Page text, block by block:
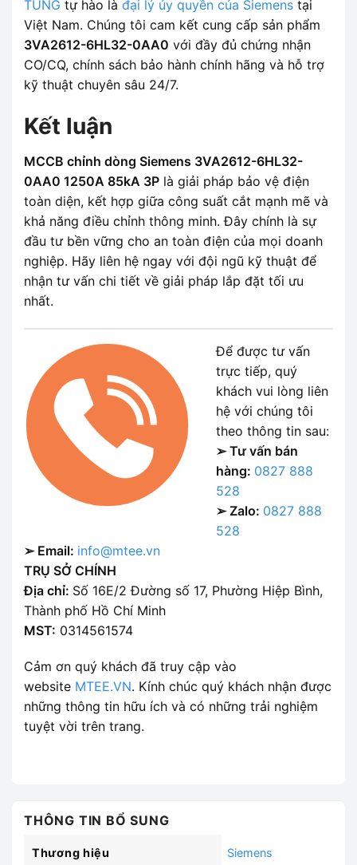
TÙNG tự hào là đại lý ủy quyền của Siemens tại
Việt Nam. Chúng tôi cam kết cung cấp sản phẩm
3VA2612-6HL32-0AA0 với đầy đủ chứng nhận
CO/CQ, chính sách bảo hành chính hãng và hỗ trợ
kỹ thuật chuyên sâu 24/7.
Kết luận
MCCB chỉnh dòng Siemens 3VA2612-6HL32-
0AA0 1250A 85kA 3P là giải pháp bảo vệ điện
toàn diện, kết hợp giữa công suất cắt mạnh mẽ và
khả năng điều chỉnh thông minh. Đây chính là sự
đầu tư bền vững cho an toàn điện của mọi doanh
nghiệp. Hãy liên hệ ngay với đội ngũ kỹ thuật để
nhận tư vấn chi tiết về giải pháp lắp đặt tối ưu
nhất.
Để được tư vấn
trực tiếp, quý
khách vui lòng liên
hệ với chúng tôi
theo thông tin sau:
➢ Tư vấn bán
hàng: 0827 888
528
➢ Zalo: 0827 888
528
➢ Email: info@mtee.vn
TRỤ SỞ CHÍNH
Địa chỉ: Số 16E/2 Đường số 17, Phường Hiệp Bình,
Thành phố Hồ Chí Minh
MST: 0314561574
Cảm ơn quý khách đã truy cập vào
website MTEE.VN. Kính chúc quý khách nhận được
những thông tin hữu ích và có những trải nghiệm
tuyệt vời trên trang.
THÔNG TIN BỔ SUNG
Thương hiệu Siemens